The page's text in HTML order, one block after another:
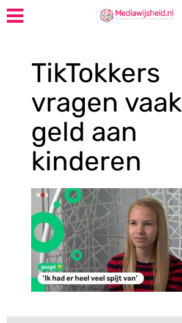
TikTokkers
vragen vaak
geld aan
kinderen